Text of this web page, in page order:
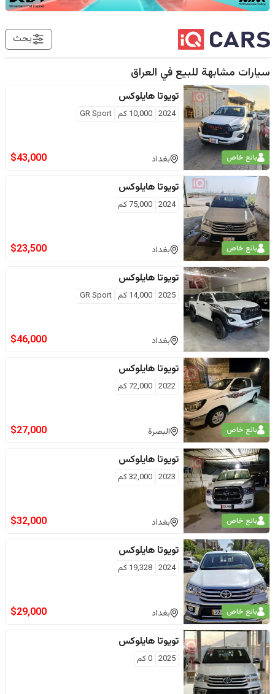
بحث
سيارات مشابهة للبيع في العراق
بائع خاص
تويوتا هايلوكس
2024
10,000 كم GR Sport
بغداد $43,000
بائع خاص
تويوتا هايلوكس
2024
75,000كم
بغداد $23,500
تويوتا هايلوكس
2025
14,000 كم GR Sport
بغداد $46,000
بائع خاص
تويوتا هايلوكس
2022
72,000كم
البصرة $27,000
بائع خاص
تويوتا هايلوكس
2023
32,000كم
بغداد $32,000
بائع خاص
تويوتا هايلوكس
2024
19,328 كم
بغداد $29,000
تويوتا هايلوكس
2025
0كم